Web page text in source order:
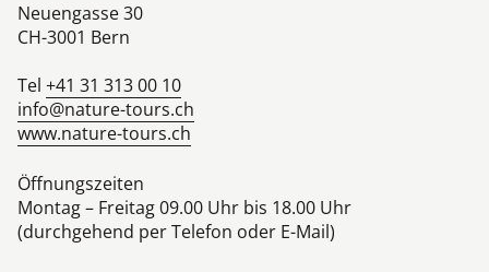
Neuengasse 30
CH-3001 Bern
Tel +41 31 313 00 10
info@nature-tours.ch
www.nature-tours.ch
Öffnungszeiten
Montag – Freitag 09.00 Uhr bis 18.00 Uhr
(durchgehend per Telefon oder E-Mail)